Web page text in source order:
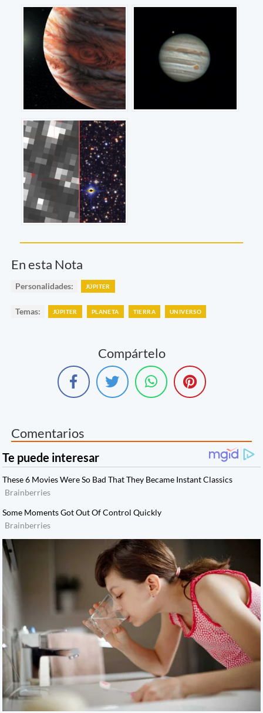
En esta Nota
Personalidades: JÚPITER
Temas: JÚPITER PLANETA TIERRA UNIVERSO
Compártelo
Comentarios